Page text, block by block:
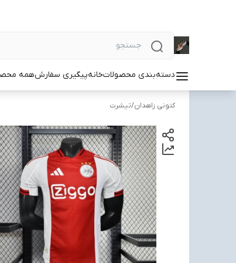
دسته‌بندی محصولاتخانهپیگیری سفارشهمه
کتونی زاهدان/تیشرت